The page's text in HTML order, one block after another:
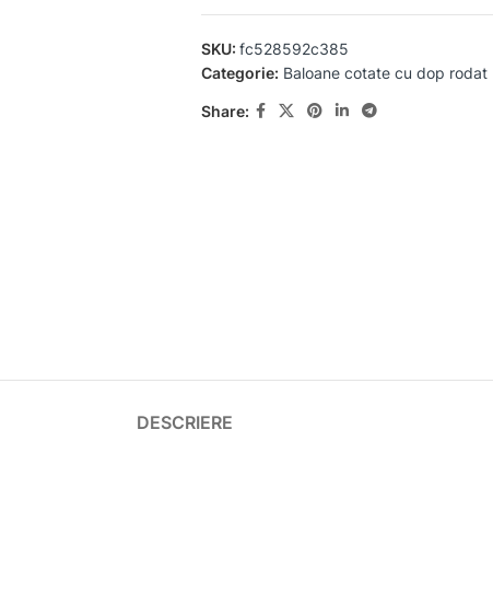
SKU: fc528592c385
Categorie: Baloane cotate cu dop rodat
Share:
DESCRIERE